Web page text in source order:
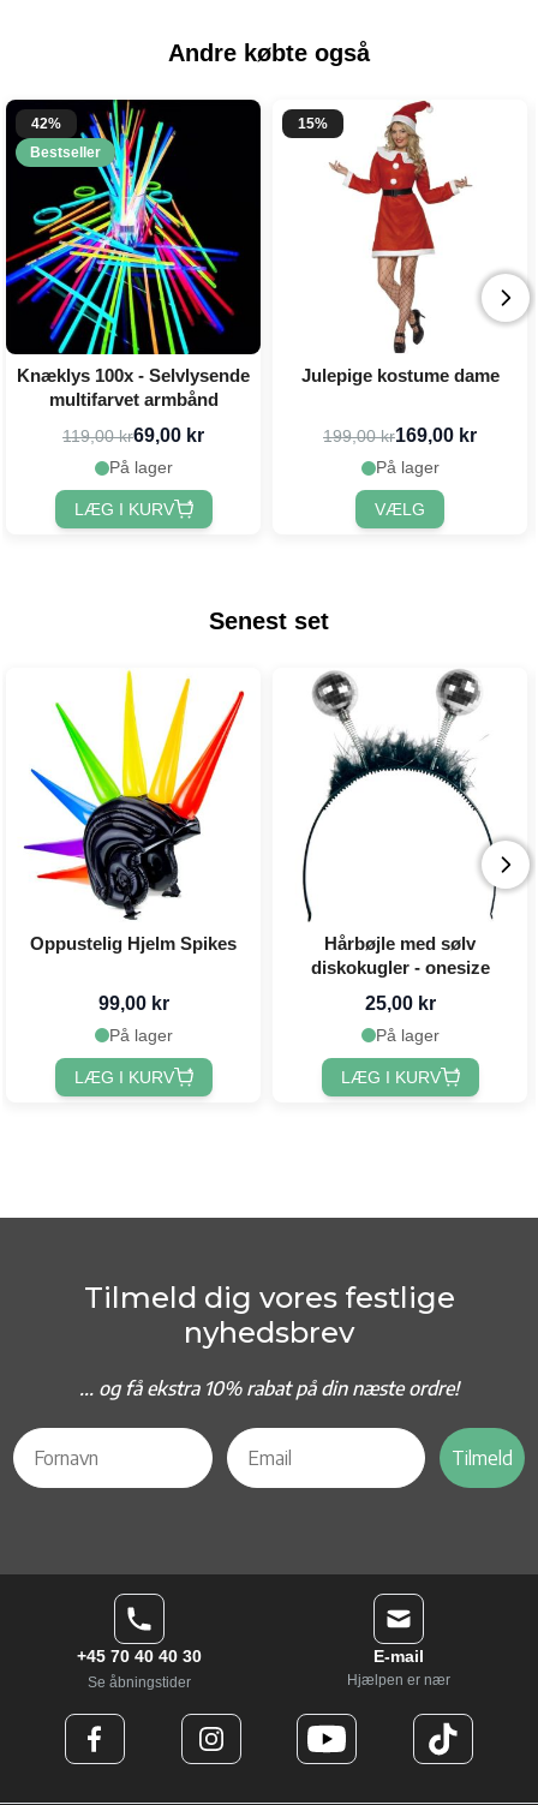
Andre købte også
42%
Bestseller
Knæklys 100x - Selvlysende
multifarvet armbånd
119,00 kr69,00 kr
På lager
LÆG I KURV
15%
Julepige kostume dame
199,00 kr169,00 kr
På lager
VÆLG
Senest set
Oppustelig Hjelm Spikes
99,00 kr
På lager
LÆG I KURV
Hårbøjle med sølv
diskokugler - onesize
25,00 kr
På lager
LÆG I KURV
Tilmeld dig vores festlige
nyhedsbrev
... og få ekstra 10% rabat på din næste ordre!
Tilmeld
+45 70 40 40 30
Se åbningstider
E-mail
Hjælpen er nær